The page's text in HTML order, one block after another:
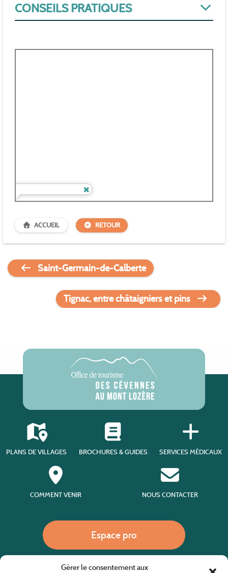
Gérer le consentement aux
CONSEILS PRATIQUES
ACCUEIL RETOUR
Saint-Germain-de-Calberte
Tignac, entre châtaigniers et pins
PLANS DE VILLAGES BROCHURES & GUIDES SERVICES MÉDICAUX
COMMENT VENIR NOUS CONTACTER
Espace pro